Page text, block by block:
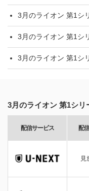
3月のライオン 第1シ
3月のライオン 第1シ
3月のライオン 第1シ
3月のライオン 第1シ
配信サービス 配
見